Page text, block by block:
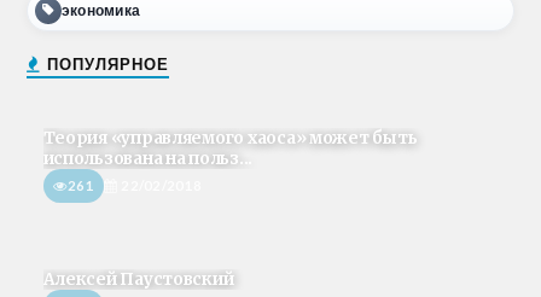
экономика
ПОПУЛЯРНОЕ
Теория «управляемого хаоса» может быть
использована на польз...
261
Алексей Паустовский